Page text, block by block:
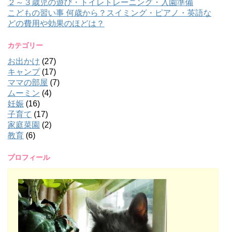
２～３歳児の遊び・トイレトレーニング・入園準備
こどもの習い事 何歳から？スイミング・ピアノ・英語な
どの費用や効果のほどは？
カテゴリー
お出かけ (27)
キャンプ(17)
ママの部屋 (7)
ムーミン (4)
妊娠 (16)
子育て (17)
家庭菜園 (2)
教育 (6)
プロフィール